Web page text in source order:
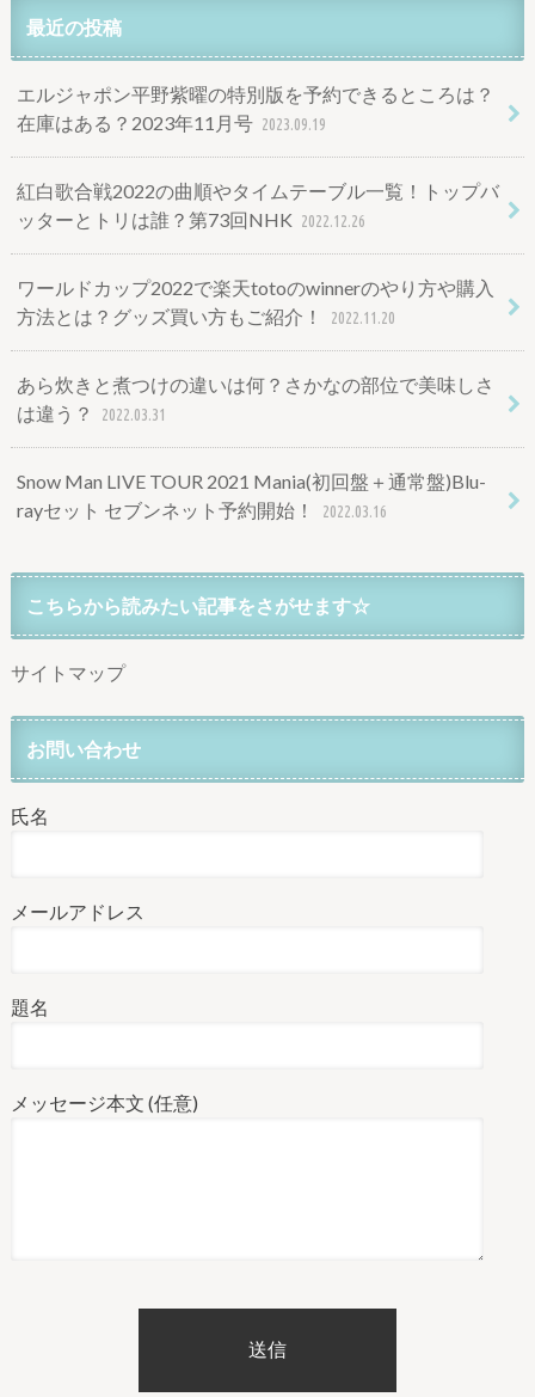
最近の投稿
エルジャポン平野紫曜の特別版を予約できるところは？
在庫はある？2023年11月号 2023.09.19
紅白歌合戦2022の曲順やタイムテーブル一覧！トップバ
ッターとトリは誰？第73回NHK 2022.12.26
ワールドカップ2022で楽天totoのwinnerのやり方や購入
方法とは？グッズ買い方もご紹介！
2022.11.20
あら炊きと煮つけの違いは何？さかなの部位で美味しさ
は違う？
2022.03.31
Snow Man LIVE TOUR 2021 Mania(初回盤＋通常盤)Blu-
rayセット セブンネット予約開始！
2022.03.16
こちらから読みたい記事をさがせます☆
サイトマップ
お問い合わせ
氏名
メールアドレス
題名
メッセージ本文 (任意)